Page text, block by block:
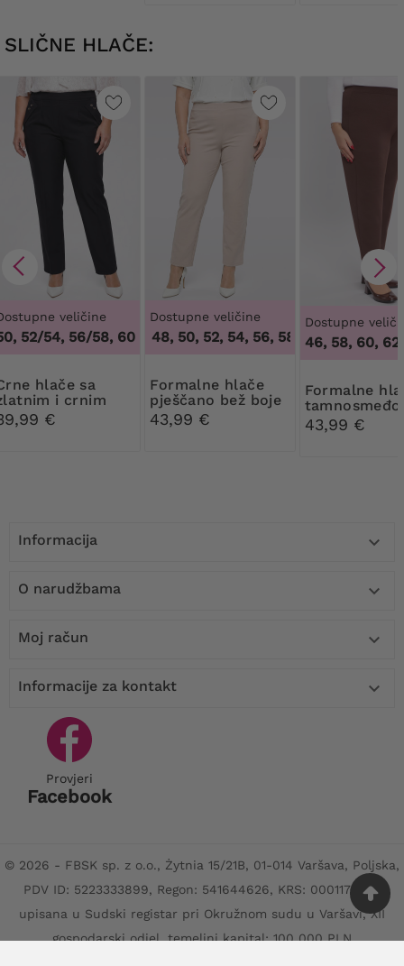
SLIČNE HLAČE:
veličine
52/54, 56/58, 60/62 ,48/50, 52/54, 56/58, 60/62
sa
i crnim
€
Dostupne veličine
46, 48, 50, 52, 54, 56, 58, 60, 62, 64,46,
Formalne hlače
pješčano bež boje
43,99 €
Dostupne
46, 58, 60,
Formalne hlače u
43,99 €
Informacija 
O narudžbama 
Moj račun 
Informacije za kontakt 
Provjeri
Facebook
© 2026 - FBSK sp. z o.o., Żytnia 15/21B, 01-014 Varšava, Poljska,
PDV ID: 5223333899, Regon: 541644626, KRS: 0001170797
upisana u Sudski registar pri Okružnom sudu u Varšavi, XII
gospodarski odjel, temeljni kapital: 100 000 PLN